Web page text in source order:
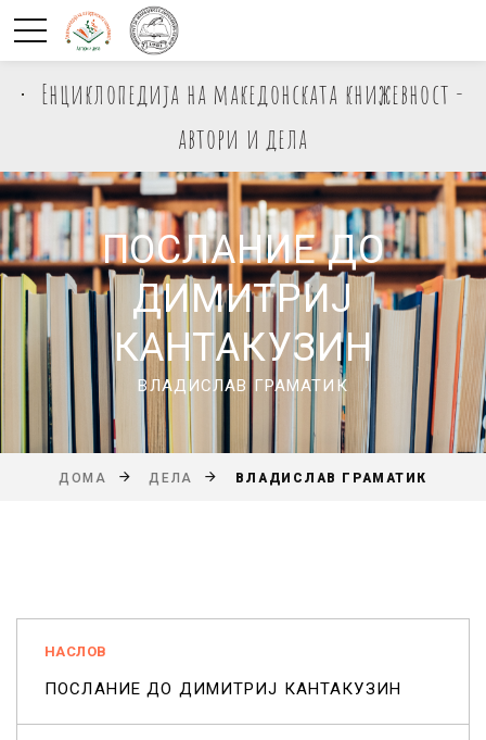
Енциклопедија на македонската книжевност -
автори и дела
ПОСЛАНИЕ ДО
ДИМИТРИЈ
КАНТАКУЗИН
ВЛАДИСЛАВ ГРАМАТИК
ДОМА ДЕЛА ВЛАДИСЛАВ ГРАМАТИК
НАСЛОВ
ПОСЛАНИЕ ДО ДИМИТРИЈ КАНТАКУЗИН